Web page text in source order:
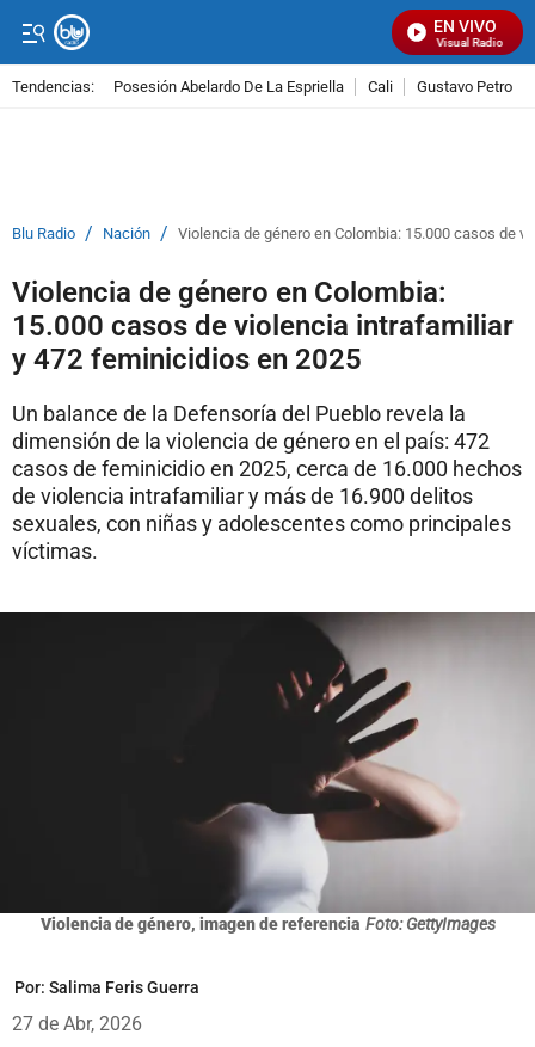
EN VIVO
Señal Visual Radio
Tendencias: Posesión Abelardo De La Espriella Cali Gustavo Petro
Blu Radio / Nación / Violencia de género en Colombia: 15.000 casos de
Violencia de género en Colombia:
15.000 casos de violencia intrafamiliar
y 472 feminicidios en 2025
Un balance de la Defensoría del Pueblo revela la
dimensión de la violencia de género en el país: 472
casos de feminicidio en 2025, cerca de 16.000 hechos
de violencia intrafamiliar y más de 16.900 delitos
sexuales, con niñas y adolescentes como principales
víctimas.
Violencia de género, imagen de referencia Foto: GettyImages
Por: Salima Feris Guerra
27 de Abr, 2026